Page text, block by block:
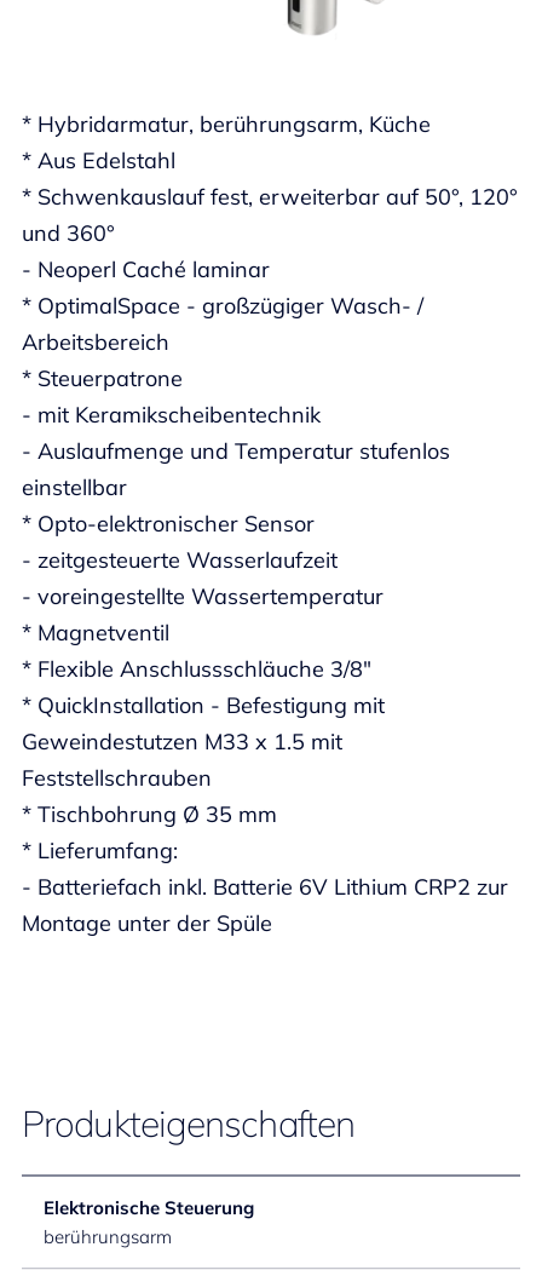
* Hybridarmatur, berührungsarm, Küche
* Aus Edelstahl
* Schwenkauslauf fest, erweiterbar auf 50°, 120°
und 360°
- Neoperl Caché laminar
* OptimalSpace - großzügiger Wasch- /
Arbeitsbereich
* Steuerpatrone
- mit Keramikscheibentechnik
- Auslaufmenge und Temperatur stufenlos
einstellbar
* Opto-elektronischer Sensor
- zeitgesteuerte Wasserlaufzeit
- voreingestellte Wassertemperatur
* Magnetventil
* Flexible Anschlussschläuche 3/8"
* QuickInstallation - Befestigung mit
Geweindestutzen M33 x 1.5 mit
Feststellschrauben
* Tischbohrung Ø 35 mm
* Lieferumfang:
- Batteriefach inkl. Batterie 6V Lithium CRP2 zur
Montage unter der Spüle
Produkteigenschaften
Elektronische Steuerung
berührungsarm